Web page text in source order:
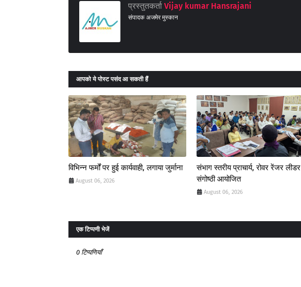
प्रस्तुतकर्ता Vijay kumar Hansrajani
संपादक अजमेर मुस्कान
आपको ये पोस्ट पसंद आ सकती हैं
विभिन्न फर्मों पर हुई कार्यवाही, लगाया जुर्माना
August 06, 2026
संभाग स्तरीय प्राचार्य, रोवर रेंजर लीडर
संगोष्ठी आयोजित
August 06, 2026
एक टिप्पणी भेजें
0 टिप्पणियाँ